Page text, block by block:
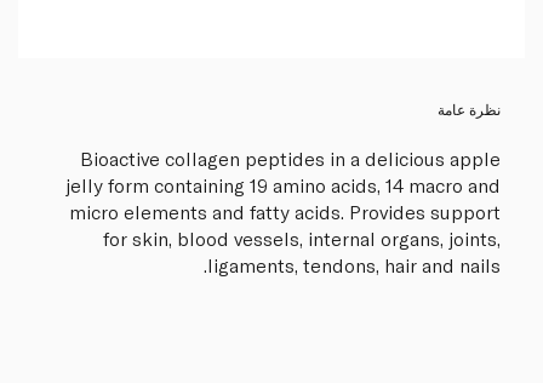
نظرة عامة
Bioactive collagen peptides in a delicious apple
jelly form containing 19 amino acids, 14 macro and
micro elements and fatty acids. Provides support
for skin, blood vessels, internal organs, joints,
ligaments, tendons, hair and nails.